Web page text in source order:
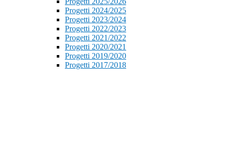
Progetti 2024/2025
Progetti 2023/2024
Progetti 2022/2023
Progetti 2021/2022
Progetti 2020/2021
Progetti 2019/2020
Progetti 2017/2018